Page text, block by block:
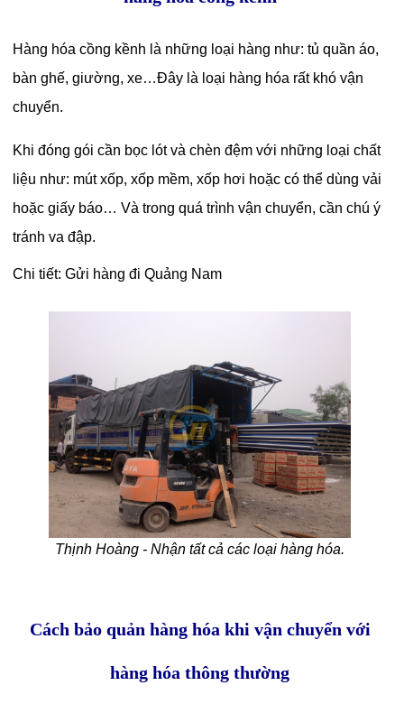
Hàng hóa cồng kềnh là những loại hàng như: tủ quần áo,
bàn ghế, giường, xe…Đây là loại hàng hóa rất khó vận
chuyển.
Khi đóng gói cần bọc lót và chèn đệm với những loại chất
liệu như: mút xốp, xốp mềm, xốp hơi hoặc có thể dùng vải
hoặc giấy báo… Và trong quá trình vận chuyển, cần chú ý
tránh va đập.
Chi tiết:Gửi hàng đi Quảng Nam
Thịnh Hoàng - Nhận tất cả các loại hàng hóa.
Cách bảo quản hàng hóa khi vận chuyển với
hàng hóa thông thường